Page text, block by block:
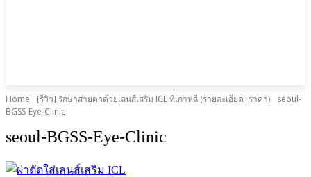
Home [รีวิว] รักษาสายตาด้วยเลนส์เสริม ICL ที่เกาหลี (รายละเอียด+ราคา)
seoul-
BGSS-Eye-Clinic
seoul-BGSS-Eye-Clinic